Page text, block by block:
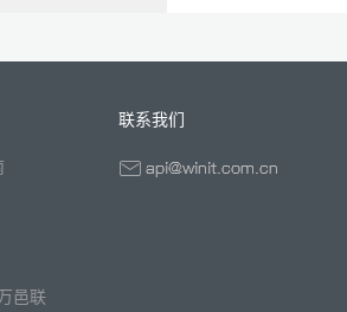
联系我们
万邑联